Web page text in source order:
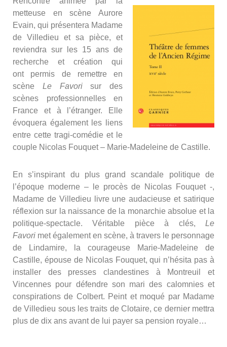
metteuse en scène Aurore
Evain, qui présentera Madame
de Villedieu et sa pièce, et
reviendra sur les 15 ans de
recherche et création qui
ont permis de remettre en
scène Le Favorisur des
scènes professionnelles en
France et à l’étranger. Elle
évoquera également les liens
entre cette tragi-comédie et le
couple Nicolas Fouquet – Marie-Madeleine de Castille.
En s’inspirant du plus grand scandale politique de
l’époque moderne – le procès de Nicolas Fouquet -,
Madame de Villedieu livre une audacieuse et satirique
réflexion sur la naissance de la monarchie absolue et la
politique-spectacle. Véritable pièce à clés, Le
Favori met également en scène, à travers le personnage
de Lindamire, la courageuse Marie-Madeleine de
Castille, épouse de Nicolas Fouquet, qui n’hésita pas à
installer des presses clandestines à Montreuil et
Vincennes pour défendre son mari des calomnies et
conspirations de Colbert. Peint et moqué par Madame
de Villedieu sous les traits de Clotaire, ce dernier mettra
plus de dix ans avant de lui payer sa pension royale…